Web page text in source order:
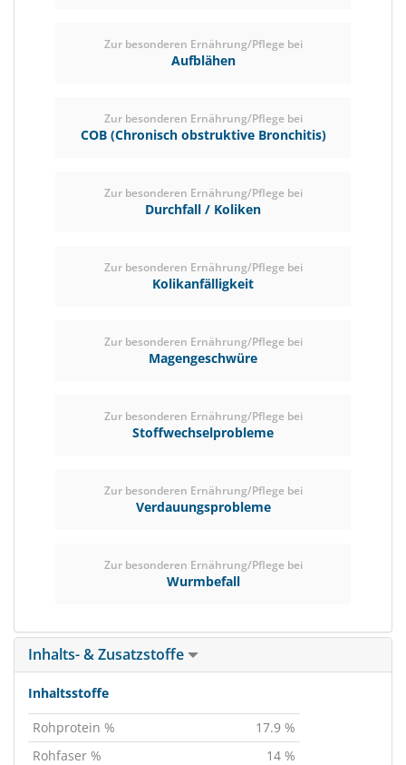
Zur besonderen Ernährung/Pflege bei
Aufblähen
Zur besonderen Ernährung/Pflege bei
COB (Chronisch obstruktive Bronchitis)
Zur besonderen Ernährung/Pflege bei
Durchfall / Koliken
Zur besonderen Ernährung/Pflege bei
Kolikanfälligkeit
Zur besonderen Ernährung/Pflege bei
Magengeschwüre
Zur besonderen Ernährung/Pflege bei
Stoffwechselprobleme
Zur besonderen Ernährung/Pflege bei
Verdauungsprobleme
Zur besonderen Ernährung/Pflege bei
Wurmbefall
Inhalts- & Zusatzstoffe
Inhaltsstoffe
Rohprotein %
17.9 %
Rohfaser %
14 %